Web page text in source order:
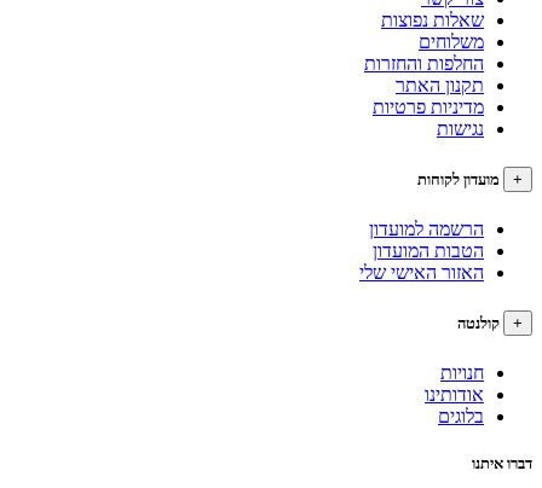
שאלות נפוצות
משלוחים
החלפות והחזרות
תקנון האתר
מדיניות פרטיות
נגישות
לקוחות
הרשמה למועדון
הטבות המועדון
האזור האישי שלי
חנויות
אודותינו
בלוגים